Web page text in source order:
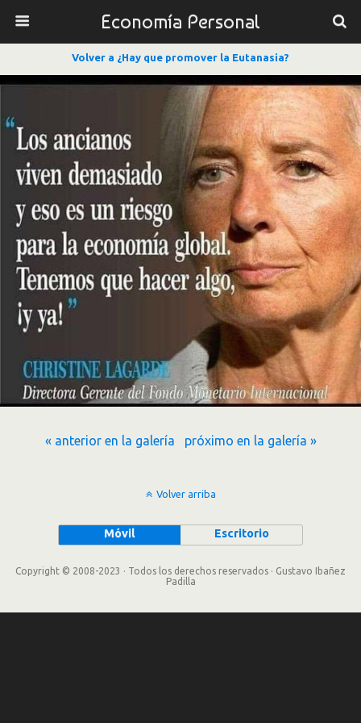
Economía Personal
Volver a ¿Hay que promover la Eutanasia?
« anterior en la galería próximo en la galería »
Volver arriba
Móvil Escritorio
Copyright © 2008-2023 · Todos los derechos reservados · Gustavo Ibañez
Padilla